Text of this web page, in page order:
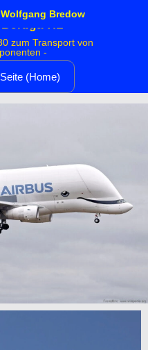
Bredow
XL
zum Transport von
-
(Home)